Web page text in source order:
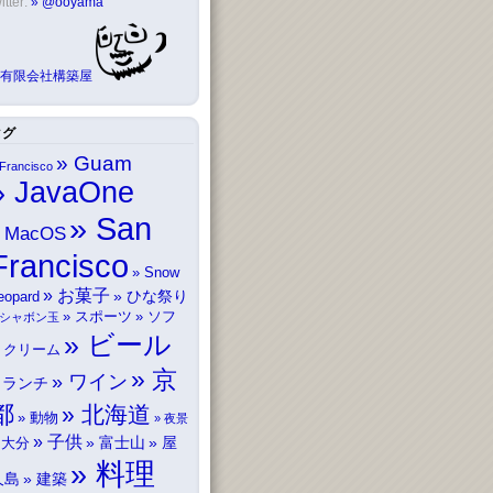
有限会社構築屋
Francisco Guam
JavaOne
MacOS
San
Snow
お菓子 ひな祭り
シャボン玉 スポーツ ソフ
クリーム ビール
ランチ ワイン
京
動物 北海道 夜景
大分 子供 富士山 屋
島 建築 料理